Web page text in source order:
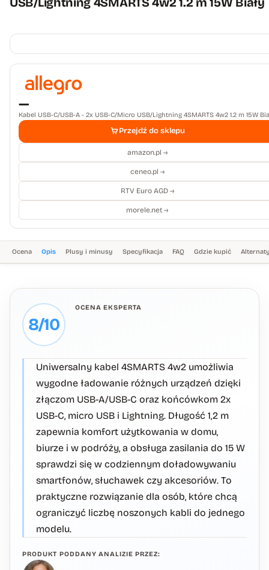
—
Kabel USB-C/USB-A - 2x USB-C/Micro USB/Lightning 4SMARTS 4w2 1.2 m 15W
Przejdź do sklepu
amazon.pl →
ceneo.pl →
RTV Euro AGD →
morele.net →
Ocena Opis Plusy i minusy Specyfikacja FAQ Gdzie kupić
8/10
OCENA EKSPERTA
Uniwersalny kabel 4SMARTS 4w2 umożliwia
wygodne ładowanie różnych urządzeń dzięki
złączom USB-A/USB-C oraz końcówkom 2x
USB-C, micro USB i Lightning. Długość 1,2 m
zapewnia komfort użytkowania w domu,
biurze i w podróży, a obsługa zasilania do 15 W
sprawdzi się w codziennym doładowywaniu
smartfonów, słuchawek czy akcesoriów. To
praktyczne rozwiązanie dla osób, które chcą
ograniczyć liczbę noszonych kabli do jednego
modelu.
PRODUKT PODDANY ANALIZIE PRZEZ: